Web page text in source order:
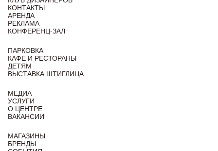
КОНТАКТЫ
АРЕНДА
РЕКЛАМА
КОНФЕРЕНЦ-ЗАЛ
ПАРКОВКА
КАФЕ И РЕСТОРАНЫ
ДЕТЯМ
ВЫСТАВКА ШТИГЛИЦА
МЕДИА
УСЛУГИ
О ЦЕНТРЕ
ВАКАНСИИ
МАГАЗИНЫ
БРЕНДЫ